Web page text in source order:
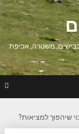
כבישים, משטרה, אכיפת
שיהפוך למציאות?